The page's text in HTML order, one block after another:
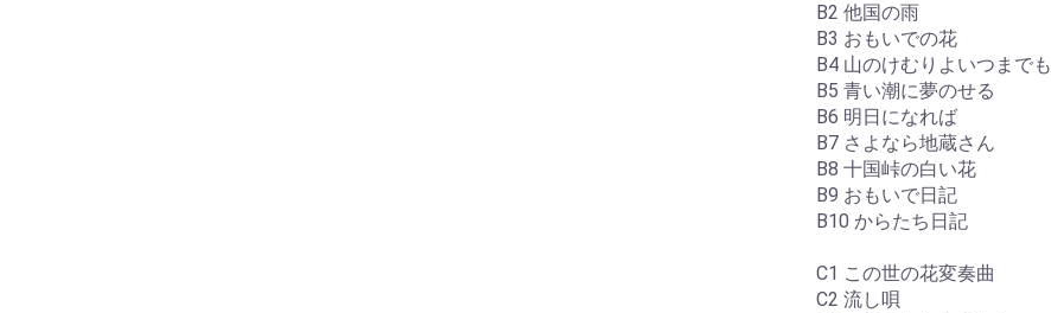
B2 他国の雨
B3 おもいでの花
B4 山のけむりよいつまでも
B5 青い潮に夢のせる
B6 明日になれば
B7 さよなら地蔵さん
B8 十国峠の白い花
B9 おもいで日記
B10 からたち日記
C1 この世の花変奏曲
C2 流し唄